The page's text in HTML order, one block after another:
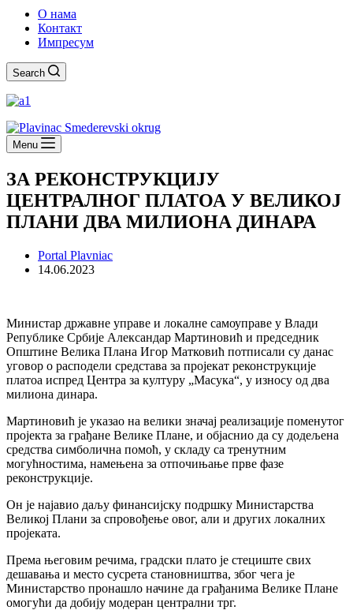
О нама
Контакт
Импресум
Search
Menu
ЗА РЕКОНСТРУКЦИЈУ
ЦЕНТРАЛНОГ ПЛАТОА У ВЕЛИКОЈ
ПЛАНИ ДВА МИЛИОНА ДИНАРА
Portal Plavniac
14.06.2023
Mинистар државне управе и локалне самоуправе у Влади
Републике Србије Александар Мартиновић и председник
Општине Велика Плана Игор Матковић потписали су данас
уговор о расподели средстава за пројекат реконструкције
платоа испред Центра за културу „Масука“, у износу од два
милиона динара.
Мартиновић је указао на велики значај реализације поменутог
пројекта за грађане Велике Плане, и објаснио да су додељена
средства симболична помоћ, у складу са тренутним
могућностима, намењена за отпочињање прве фазе
реконструкције.
Он је најавио даљу финансијску подршку Министарства
Великој Плани за спровођење овог, али и других локалних
пројеката.
Према његовим речима, градски плато је стециште свих
дешавања и место сусрета становништва, због чега је
Министарство пронашло начине да грађанима Велике Плане
омогући да добију модеран централни трг.